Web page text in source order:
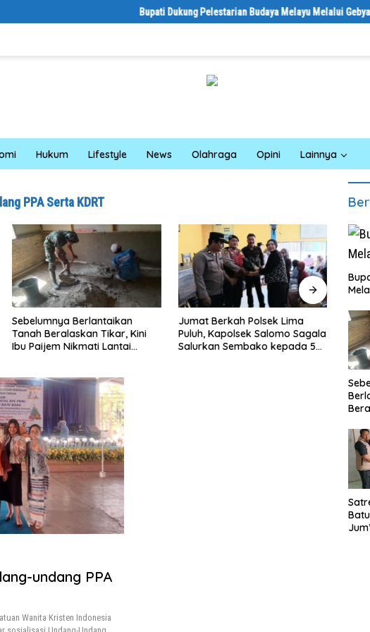
Bupati Dukung Pelestarian Budaya Melayu Melalui Gebyar
Hukum Lifestyle News Olahraga Opini Lainnya
PPA Serta KDRT
Sebelumnya Berlantaikan
Tanah Beralaskan Tikar, Kini
Ibu Paijem Nikmati Lantai
0208/Asahan
Jumat Berkah Polsek Lima
Puluh, Kapolsek Salomo Sagala
Salurkan Sembako kepada 50
undang PPA
Wanita Kristen Indonesia